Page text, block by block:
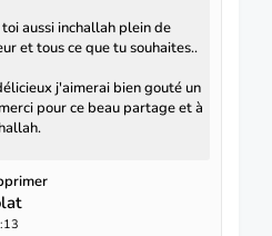
aussi inchallah plein de
et tous ce que tu souhaites..
j'aimerai bien gouté un
pour ce beau partage et à